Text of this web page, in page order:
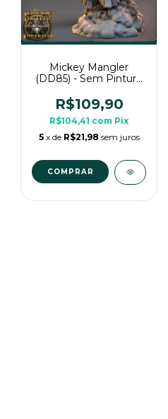
Mickey Mangler
(DD85) - Sem Pintura,
Para Rpg de Mesa
R$109,90
R$104,41 com Pix
5 x de R$21,98 sem juros